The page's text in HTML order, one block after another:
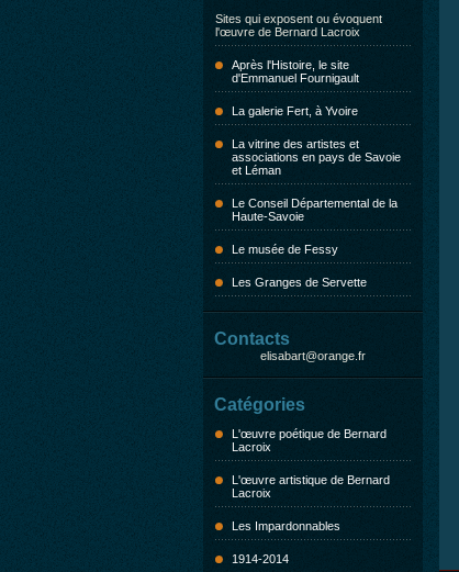
Sites qui exposent ou évoquent
l'œuvre de Bernard Lacroix
Après l'Histoire, le site
d'Emmanuel Fournigault
La galerie Fert, à Yvoire
La vitrine des artistes et
associations en pays de Savoie
et Léman
Le Conseil Départemental de la
Haute-Savoie
Le musée de Fessy
Les Granges de Servette
Contacts
elisabart@orange.fr
Catégories
L'œuvre poétique de Bernard
Lacroix
L'œuvre artistique de Bernard
Lacroix
Les Impardonnables
1914-2014